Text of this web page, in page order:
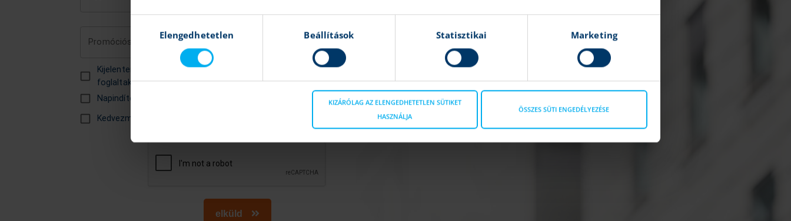
kiválasztásaElengedhetetlen Beállítások Statisztikai Marketing
KIZÁRÓLAG AZ ELENGEDHETETLEN SÜTIKET
HASZNÁLJA
ÖSSZES SÜTI ENGEDÉLYEZÉSE
Promóciós kód
Kijelentem, hogy elolvastam az
adatkezelési tájékoztatóban
foglaltakat
*
Napindító piaci
Kedvezmények és akciók
elküld